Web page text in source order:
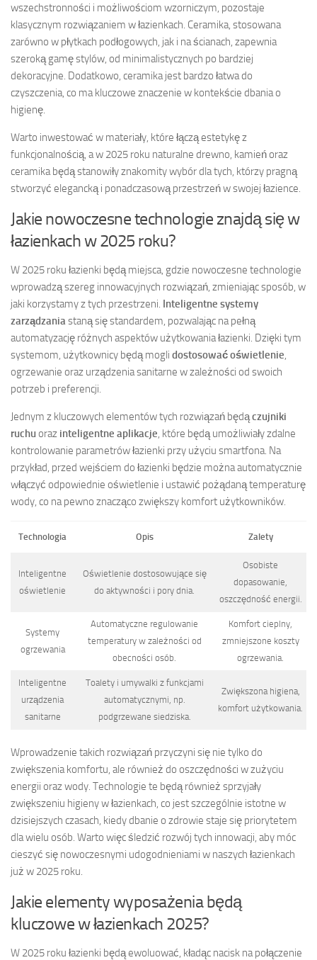
wszechstronności i możliwościom wzorniczym, pozostaje
klasycznym rozwiązaniem w łazienkach. Ceramika, stosowana
zarówno w płytkach podłogowych, jak i na ścianach, zapewnia
szeroką gamę stylów, od minimalistycznych po bardziej
dekoracyjne. Dodatkowo, ceramika jest bardzo łatwa do
czyszczenia, co ma kluczowe znaczenie w kontekście dbania o
higienę.
Warto inwestować w materiały, które łączą estetykę z
funkcjonalnością, a w 2025 roku naturalne drewno, kamień oraz
ceramika będą stanowiły znakomity wybór dla tych, którzy pragną
stworzyć elegancką i ponadczasową przestrzeń w swojej łazience.
Jakie nowoczesne technologie znajdą się w
łazienkach w 2025 roku?
W 2025 roku łazienki będą miejsca, gdzie nowoczesne technologie
wprowadzą szereg innowacyjnych rozwiązań, zmieniając sposób, w
jaki korzystamy z tych przestrzeni. Inteligentne systemy
zarządzaniastaną się standardem, pozwalając na pełną
automatyzację różnych aspektów użytkowania łazienki. Dzięki tym
systemom, użytkownicy będą mogli dostosować oświetlenie,
ogrzewanie oraz urządzenia sanitarne w zależności od swoich
potrzeb i preferencji.
Jednym z kluczowych elementów tych rozwiązań będączujniki
ruchuoraz inteligentne aplikacje, które będą umożliwiały zdalne
kontrolowanie parametrów łazienki przy użyciu smartfona. Na
przykład, przed wejściem do łazienki będzie można automatycznie
włączyć odpowiednie oświetlenie i ustawić pożądaną temperaturę
wody, co na pewno znacząco zwiększy komfort użytkowników.
Technologia Opis Zalety
Inteligentne
oświetlenie
Oświetlenie dostosowujące się
do aktywności i pory dnia.
Osobiste
dopasowanie,
oszczędność energii.
Systemy
ogrzewania
Automatyczne regulowanie
temperatury w zależności od
obecności osób.
Komfort cieplny,
zmniejszone koszty
ogrzewania.
Inteligentne
urządzenia
sanitarne
Toalety i umywalki z funkcjami
automatycznymi, np.
podgrzewane siedziska.
Zwiększona higiena,
komfort użytkowania.
Wprowadzenie takich rozwiązań przyczyni się nie tylko do
zwiększenia komfortu, ale również do oszczędności w zużyciu
energii oraz wody. Technologie te będą również sprzyjały
zwiększeniu higieny w łazienkach, co jest szczególnie istotne w
dzisiejszych czasach, kiedy dbanie o zdrowie staje się priorytetem
dla wielu osób. Warto więc śledzić rozwój tych innowacji, aby móc
cieszyć się nowoczesnymi udogodnieniami w naszych łazienkach
już w 2025 roku.
Jakie elementy wyposażenia będą
kluczowe w łazienkach 2025?
W 2025 roku łazienki będą ewoluować, kładąc nacisk na połączenie